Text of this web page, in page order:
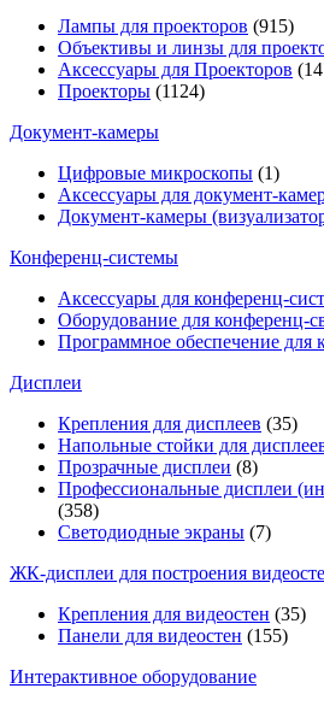
Лампы для проекторов (915)
Объективы и линзы для
Аксессуары для Проекторов
Проекторы (1124)
Документ-камеры
Цифровые микроскопы (1)
Аксессуары для документ-
Документ-камеры
Конференц-системы
Аксессуары для конференц-
Оборудование для конференц-
Программное обеспечение для
Дисплеи
Крепления для дисплеев (35)
Напольные стойки для
Прозрачные дисплеи (8)
Профессиональные дисплеи
(358)
Светодиодные экраны (7)
ЖК-дисплеи для построения
Крепления для видеостен (35)
Панели для видеостен (155)
Интерактивное оборудование